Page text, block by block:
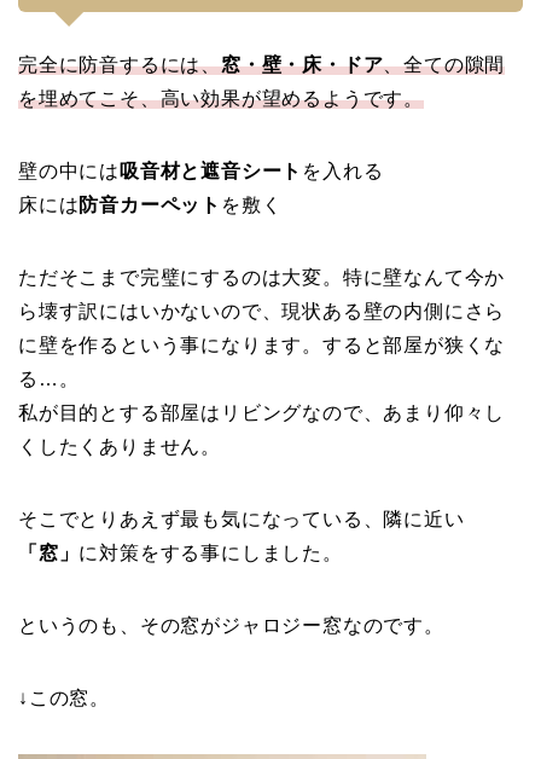
完全に防音するには、窓・壁・床・ドア、全ての隙間
を埋めてこそ、高い効果が望めるようです。
壁の中には 吸音材と遮音シート を入れる
床には 防音カーペット を敷く
ただそこまで完璧にするのは大変。特に壁なんて今か
ら壊す訳にはいかないので、現状ある壁の内側にさら
に壁を作るという事になります。すると部屋が狭くな
る…。
私が目的とする部屋はリビングなので、あまり仰々し
くしたくありません。
そこでとりあえず最も気になっている、隣に近い
「窓」 に対策をする事にしました。
というのも、その窓がジャロジー窓なのです。
↓この窓。